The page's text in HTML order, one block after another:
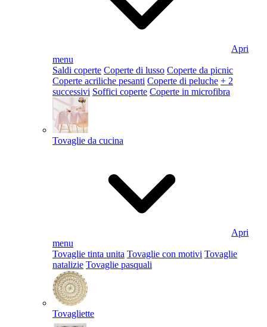
Apri
menu
Saldi coperte Coperte di lusso Coperte da picnic
Coperte acriliche pesanti Coperte di peluche + 2
successivi Soffici coperte Coperte in microfibra
Tovaglie da cucina
Apri
menu
Tovaglie tinta unita Tovaglie con motivi Tovaglie
natalizie Tovaglie pasquali
Tovagliette